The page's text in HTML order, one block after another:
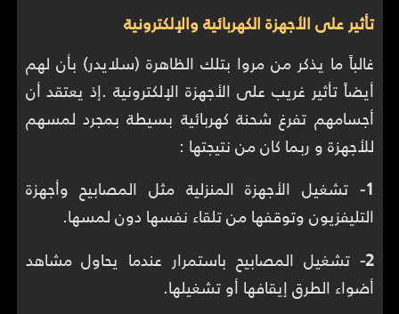
تأثير على الأجهزة الكهربائية والإلكترونية
غالباً ما يذكر من مروا بتلك الظاهرة (سلايدر) بأن لهم
أيضاً تأثير غريب على الأجهزة الإلكترونية .إذ يعتقد أن
أجسامهم تفرغ شحنة كهربائية بسيطة بمجرد لمسهم
للأجهزة و ربما كان من نتيجتها :
1- تشغيل الأجهزة المنزلية مثل المصابيح وأجهزة
التليفزيون وتوقفها من تلقاء نفسها دون لمسها.
2- تشغيل المصابيح باستمرار عندما يحاول مشاهد
أضواء الطرق إيقافها أو تشغيلها.